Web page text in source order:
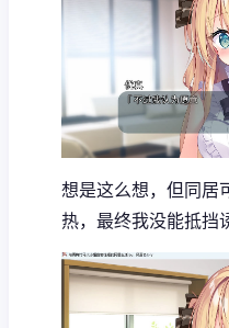
想是这么想，但同居
热，最终我没能抵挡